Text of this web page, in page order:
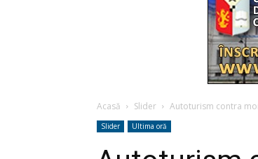
Acasă Slider Autoturism contra
Slider Ultima oră